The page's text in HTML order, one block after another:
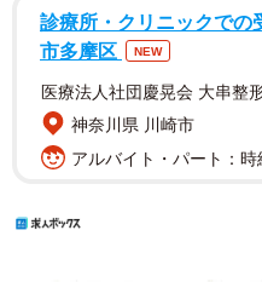
診療所・クリニックでの
市多摩区
NEW
医療法人社団慶晃会 大串整
神奈川県 川崎市
アルバイト・パート：時